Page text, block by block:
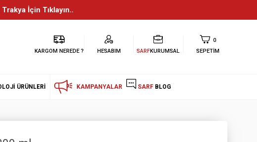
İçin Tıklayın..
KARGOM NEREDE ? HESABIM SARFKURUMSAL
0
SEPETIM
ÜRÜNLERI KAMPANYALAR SARF BLOG